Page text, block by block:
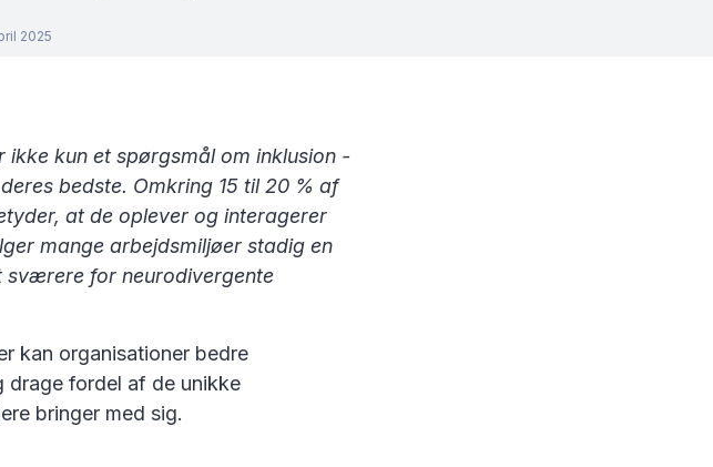
2025
kun et spørgsmål om inklusion -
bedste. Omkring 15 til 20 % af
at de oplever og interagerer
mange arbejdsmiljøer stadig en
sværere for neurodivergente
kan organisationer bedre
fordel af de unikke
bringer med sig.